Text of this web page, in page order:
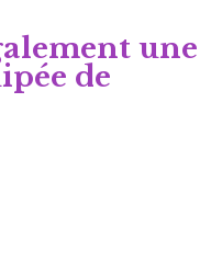
une
de